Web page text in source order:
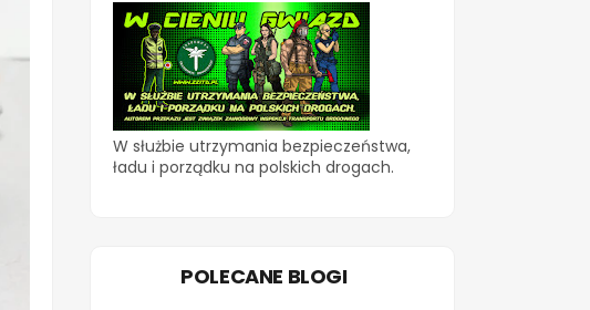
W służbie utrzymania bezpieczeństwa,
ładu i porządku na polskich drogach.
POLECANE BLOGI